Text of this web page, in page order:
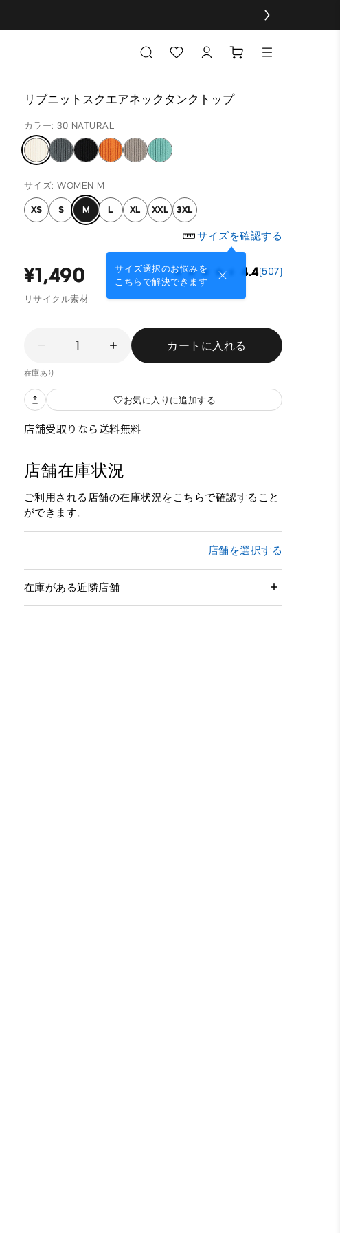
リブニットスクエアネックタンクトップ
カラー: 30 NATURAL
サイズ: WOMEN M
XS S M L XL XXL 3XL
サイズを確認する
サイズ選択のお悩みを
こちらで解決できます
¥1,490 4.4(507)
リサイクル素材
1 カートに入れる
在庫あり
お気に入りに追加する
店舗受取りなら送料無料
店舗在庫状況
ご利用される店舗の在庫状況をこちらで確認すること
ができます。
店舗を選択する
在庫がある近隣店舗